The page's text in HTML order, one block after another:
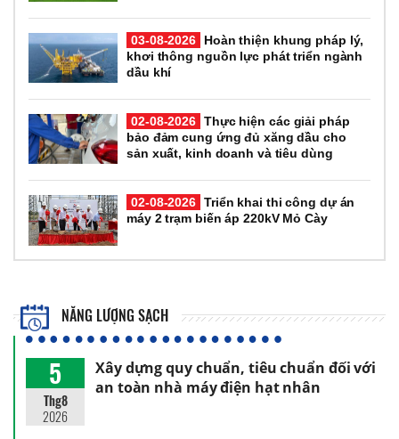
03-08-2026
Hoàn thiện khung pháp lý,
khơi thông nguồn lực phát triển ngành
dầu khí
02-08-2026 Thực hiện các giải pháp
bảo đảm cung ứng đủ xăng dầu cho
sản xuất, kinh doanh và tiêu dùng
02-08-2026 Triển khai thi công dự án
máy 2 trạm biến áp 220kV Mỏ Cày
NĂNG LƯỢNG SẠCH
5
Thg8
2026
Xây dựng quy chuẩn, tiêu chuẩn đối với
an toàn nhà máy điện hạt nhân